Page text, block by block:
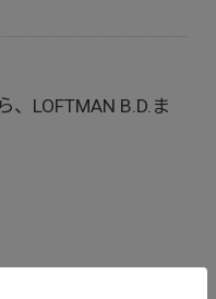
、LOFTMAN B.D.ま